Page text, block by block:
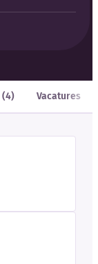
(4) Vacatures